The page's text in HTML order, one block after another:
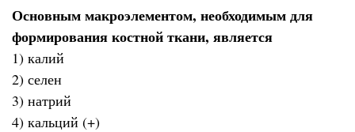
Основным макроэлементом, необходимым для
формирования костной ткани, является
1) калий
2) селен
3) натрий
4) кальций (+)